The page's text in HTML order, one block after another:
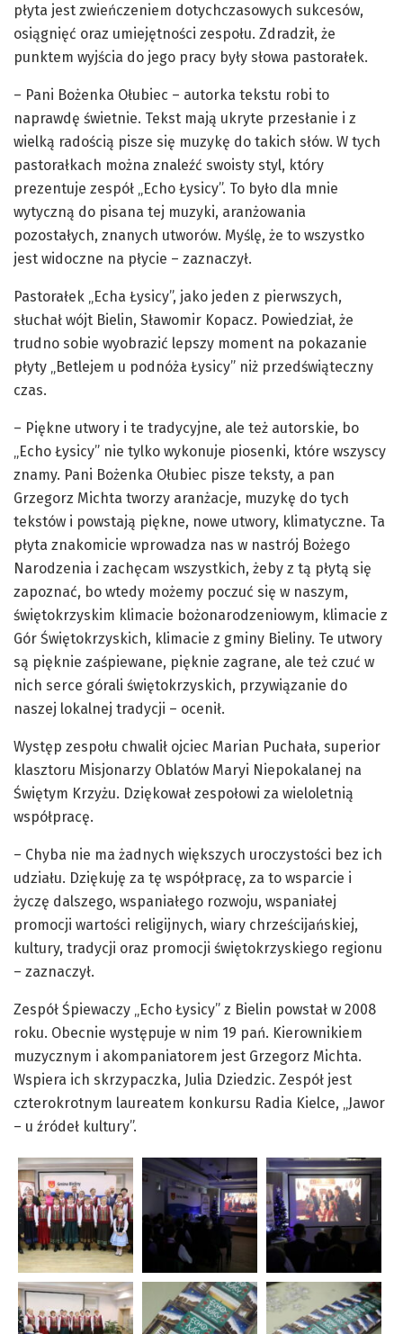
płyta jest zwieńczeniem dotychczasowych sukcesów,
osiągnięć oraz umiejętności zespołu. Zdradził, że
punktem wyjścia do jego pracy były słowa pastorałek.
– Pani Bożenka Ołubiec – autorka tekstu robi to
naprawdę świetnie. Tekst mają ukryte przesłanie i z
wielką radością pisze się muzykę do takich słów. W tych
pastorałkach można znaleźć swoisty styl, który
prezentuje zespół „Echo Łysicy”. To było dla mnie
wytyczną do pisana tej muzyki, aranżowania
pozostałych, znanych utworów. Myślę, że to wszystko
jest widoczne na płycie – zaznaczył.
Pastorałek „Echa Łysicy”, jako jeden z pierwszych,
słuchał wójt Bielin, Sławomir Kopacz. Powiedział, że
trudno sobie wyobrazić lepszy moment na pokazanie
płyty „Betlejem u podnóża Łysicy” niż przedświąteczny
czas.
– Piękne utwory i te tradycyjne, ale też autorskie, bo
„Echo Łysicy” nie tylko wykonuje piosenki, które wszyscy
znamy. Pani Bożenka Ołubiec pisze teksty, a pan
Grzegorz Michta tworzy aranżacje, muzykę do tych
tekstów i powstają piękne, nowe utwory, klimatyczne. Ta
płyta znakomicie wprowadza nas w nastrój Bożego
Narodzenia i zachęcam wszystkich, żeby z tą płytą się
zapoznać, bo wtedy możemy poczuć się w naszym,
świętokrzyskim klimacie bożonarodzeniowym, klimacie z
Gór Świętokrzyskich, klimacie z gminy Bieliny. Te utwory
są pięknie zaśpiewane, pięknie zagrane, ale też czuć w
nich serce górali świętokrzyskich, przywiązanie do
naszej lokalnej tradycji – ocenił.
Występ zespołu chwalił ojciec Marian Puchała, superior
klasztoru Misjonarzy Oblatów Maryi Niepokalanej na
Świętym Krzyżu. Dziękował zespołowi za wieloletnią
współpracę.
– Chyba nie ma żadnych większych uroczystości bez ich
udziału. Dziękuję za tę współpracę, za to wsparcie i
życzę dalszego, wspaniałego rozwoju, wspaniałej
promocji wartości religijnych, wiary chrześcijańskiej,
kultury, tradycji oraz promocji świętokrzyskiego regionu
– zaznaczył.
Zespół Śpiewaczy „Echo Łysicy” z Bielin powstał w 2008
roku. Obecnie występuje w nim 19 pań. Kierownikiem
muzycznym i akompaniatorem jest Grzegorz Michta.
Wspiera ich skrzypaczka, Julia Dziedzic. Zespół jest
czterokrotnym laureatem konkursu Radia Kielce, „Jawor
– u źródeł kultury”.